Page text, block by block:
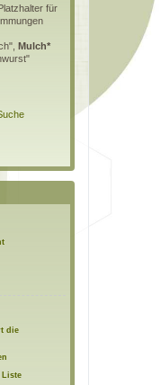
für
Mulch*
die
Liste